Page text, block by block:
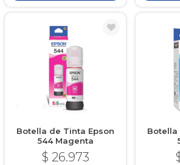
Botella de Tinta Epson
544 Magenta
$ 26.973
Botella